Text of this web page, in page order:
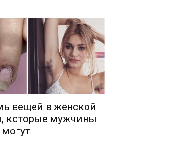
вещей в женской
которые мужчины
могут